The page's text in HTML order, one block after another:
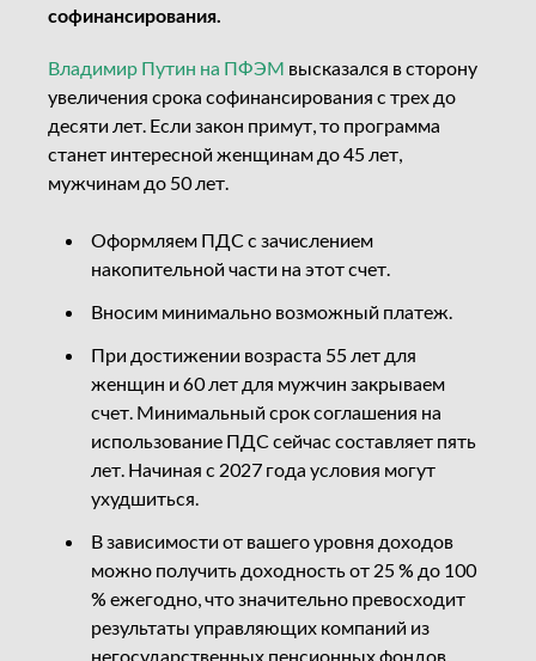
софинансирования.
Владимир Путин на ПФЭМ высказался в сторону
увеличения срока софинансирования с трех до
десяти лет. Если закон примут, то программа
станет интересной женщинам до 45 лет,
мужчинам до 50 лет.
Оформляем ПДС с зачислением
накопительной части на этот счет.
Вносим минимально возможный платеж.
При достижении возраста 55 лет для
женщин и 60 лет для мужчин закрываем
счет. Минимальный срок соглашения на
использование ПДС сейчас составляет пять
лет. Начиная с 2027 года условия могут
ухудшиться.
В зависимости от вашего уровня доходов
можно получить доходность от 25 % до 100
% ежегодно, что значительно превосходит
результаты управляющих компаний из
негосударственных пенсионных фондов.